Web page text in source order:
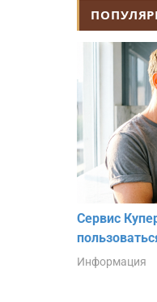
Сервис
Информация